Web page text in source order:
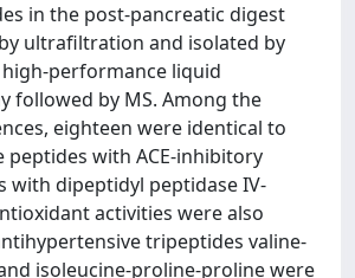
in the post-pancreatic digest
ultrafiltration and isolated by
performance liquid
followed by MS. Among the
eighteen were identical to
peptides with ACE-inhibitory
with dipeptidyl peptidase IV-
activities were also
tripeptides valine-
isoleucine-proline-proline were